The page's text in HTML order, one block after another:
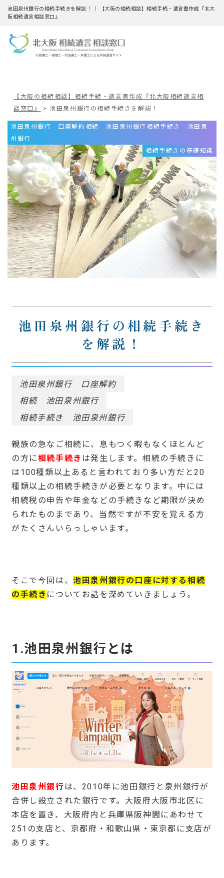
池田泉州銀行の相続手続きを解説！ ｜ 【大阪の相続相談】相続手続・遺言書作成『北大
阪相続遺言相談窓口』
【大阪の相続相談】相続手続・遺言書作成『北大阪相続遺言相
談窓口』
> 池田泉州銀行の相続手続きを解説！
池田泉州銀行 口座解約 相続 池田泉州銀行 相続手続き 池田泉
州銀行
相続手続きの基礎知識
池田泉州銀行の相続手続き
を解説！
池田泉州銀行 口座解約
相続 池田泉州銀行
相続手続き 池田泉州銀行
親族の急なご相続に、息もつく暇もなくほとんど
の方に相続手続き は発生します。相続の手続きに
は100種類以上あると言われており多い方だと20
種類以上の相続手続きが必要となります。中には
相続税の申告や年金などの手続きなど期限が決め
られたものまであり、当然ですが不安を覚える方
がたくさんいらっしゃいます。
そこで今回は、池田泉州銀行の口座に対する相続
の手続き についてお話を深めていきましょう。
1.池田泉州銀行とは
池田泉州銀行は、2010年に池田銀行と泉州銀行が
合併し設立された銀行です。大阪府大阪市北区に
本店を置き、大阪府内と兵庫県阪神間にあわせて
251の支店と、京都府・和歌山県・東京都に支店が
あります。